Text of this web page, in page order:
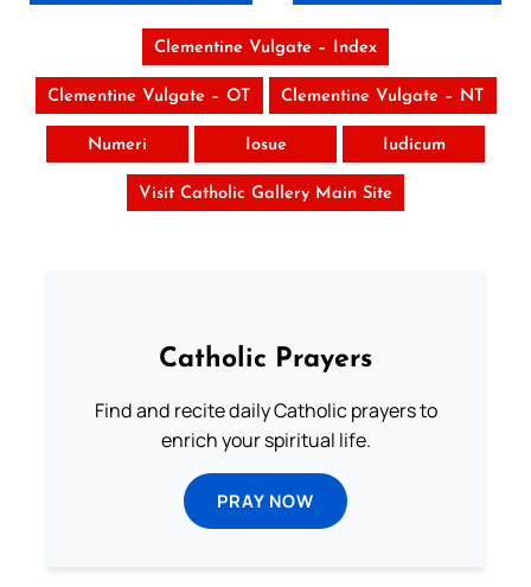
Clementine Vulgate – Index
Clementine Vulgate – OT Clementine Vulgate – NT
Numeri Iosue Iudicum
Visit Catholic Gallery Main Site
Catholic Prayers
Find and recite daily Catholic prayers to
enrich your spiritual life.
PRAY NOW